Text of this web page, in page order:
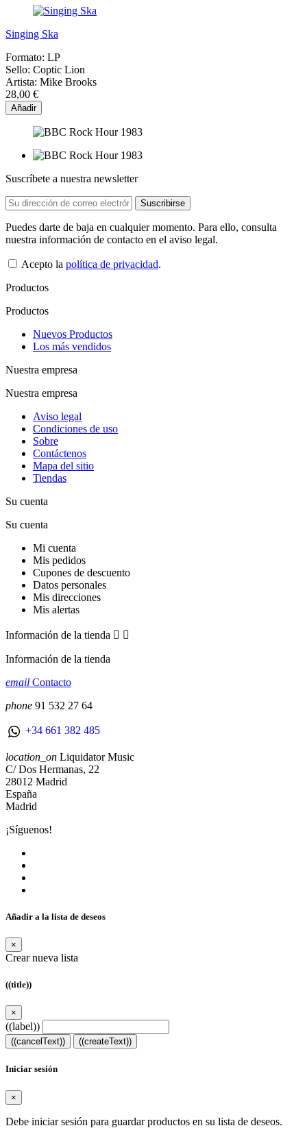
Singing Ska
Formato: LP
Sello: Coptic Lion
Artista: Mike Brooks
28,00 €
Añadir
Suscríbete a nuestra newsletter
Puedes darte de baja en cualquier momento. Para ello, consulta
nuestra información de contacto en el aviso legal.
Acepto la política de privacidad.
Productos
Productos
Nuevos Productos
Los más vendidos
Nuestra empresa
Nuestra empresa
Aviso legal
Condiciones de uso
Sobre
Contáctenos
Mapa del sitio
Tiendas
Su cuenta
Su cuenta
Mi cuenta
Mis pedidos
Cupones de descuento
Datos personales
Mis direcciones
Mis alertas
Información de la tienda  
Información de la tienda
email Contacto
phone 91 532 27 64
+34 661 382 485
location_on Liquidator Music
C/ Dos Hermanas, 22
28012 Madrid
España
Madrid
¡Síguenos!
Añadir a la lista de deseos
×
Crear nueva lista
((title))
×
((label))
((cancelText)) ((createText))
Iniciar sesión
×
Debe iniciar sesión para guardar productos en su lista de deseos.